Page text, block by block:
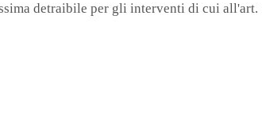
detraibile per gli interventi di cui all'art.